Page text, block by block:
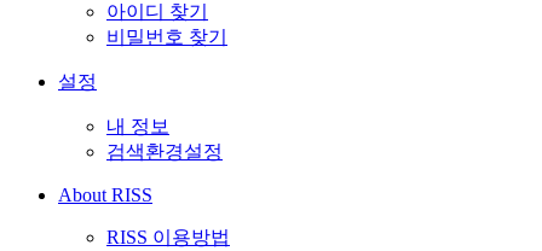
아이디 찾기
비밀번호 찾기
설정
내 정보
검색환경설정
About RISS
RISS 이용방법